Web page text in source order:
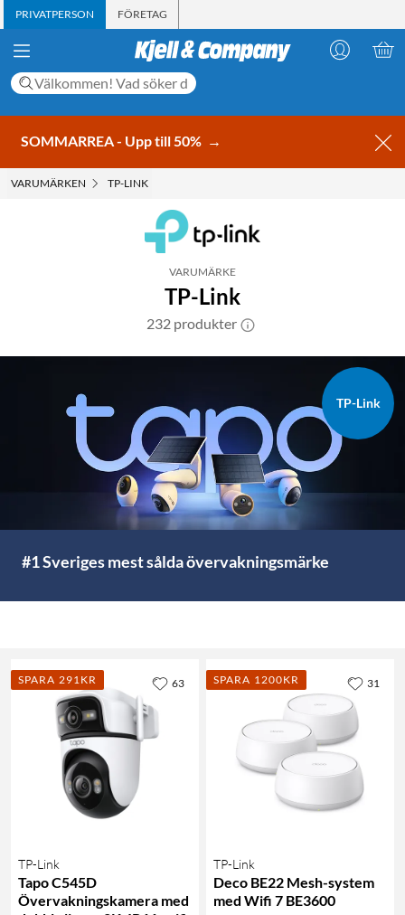
PRIVATPERSON FÖRETAG
SOMMARREA - Upp till 50% →
VARUMÄRKEN TP-LINK
VARUMÄRKE
TP-Link
232 produkter
#1 Sveriges mest sålda övervakningsmärke
TP-Link
SPARA 291KR
TP-Link
Tapo C545D
Övervakningskamera med
63 SPARA 1200KR
TP-Link
Deco BE22 Mesh-system
med Wifi 7 BE3600
31